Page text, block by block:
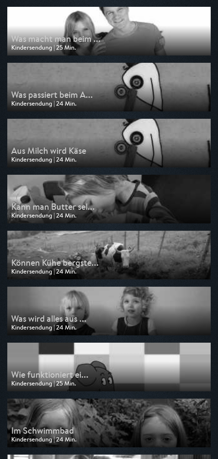
Was macht man beim ...
Kindersendung | 25 Min.
Ausgestrahlt von WDR
am 08.08.2026, 08:10
Was passiert beim A...
Kindersendung | 24 Min.
am 07.08.2026, 06:55
Aus Milch wird Käse
Kindersendung | 24 Min.
am 06.08.2026, 06:55
Kann man Butter sel...
Kindersendung | 24 Min.
Ausgestrahlt von KiKA
am 05.08.2026, 06:55
Können Kühe bergste...
Kindersendung | 24 Min.
Ausgestrahlt von KiKA
am 04.08.2026, 06:55
Was wird alles aus ...
Kindersendung | 24 Min.
Ausgestrahlt von KiKA
am 03.08.2026, 06:55
Wie funktioniert ei...
Kindersendung | 25 Min.
Ausgestrahlt von WDR
am 01.08.2026, 07:50
Im Schwimmbad
Kindersendung | 24 Min.
Ausgestrahlt von KiKA
am 31.07.2026, 06:55